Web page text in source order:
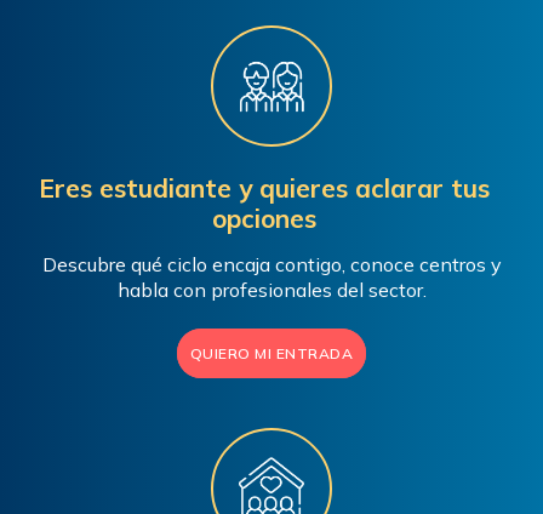
Eres estudiante y quieres aclarar tus
opciones
Descubre qué ciclo encaja contigo, conoce centros y
habla con profesionales del sector.
QUIERO MI ENTRADA